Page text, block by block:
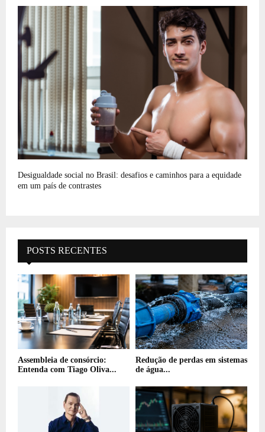
Desigualdade social no Brasil: desafios e caminhos para a equidade
em um país de contrastes
POSTS RECENTES
Assembleia de consórcio:
Entenda com Tiago Oliva...
Redução de perdas em sistemas
de água...